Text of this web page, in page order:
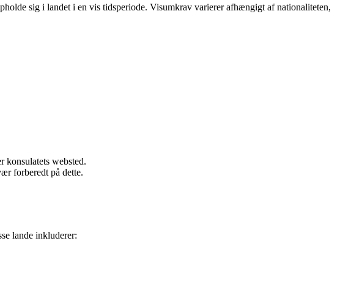
sig i landet i en vis tidsperiode. Visumkrav varierer afhængigt af nationaliteten,
konsulatets websted.
forberedt på dette.
lande inkluderer: